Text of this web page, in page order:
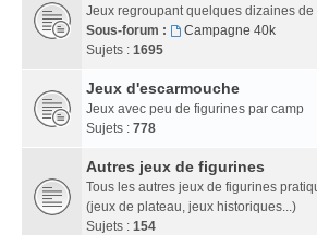
Jeux regroupant quelques dizaines de
Sous-forum :
Campagne 40k
Sujets : 1695
Jeux d'escarmouche
Jeux avec peu de figurines par camp
Sujets : 778
Autres jeux de figurines
Tous les autres jeux de figurines
(jeux de plateau, jeux historiques...)
Sujets : 154